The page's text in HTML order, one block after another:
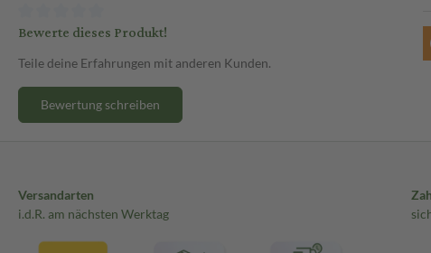
Bewerte dieses Produkt!
Teile deine Erfahrungen mit anderen Kunden.
Bewertung schreiben
Versandarten
i.d.R. am nächsten Werktag